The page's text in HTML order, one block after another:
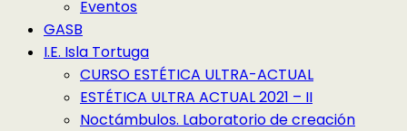
Eventos
GASB
I.E. Isla Tortuga
CURSO ESTÉTICA ULTRA-ACTUAL
ESTÉTICA ULTRA ACTUAL 2021 – II
Noctámbulos. Laboratorio de creación